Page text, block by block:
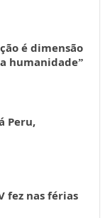
é dimensão
humanidade”
Peru,
fez nas férias